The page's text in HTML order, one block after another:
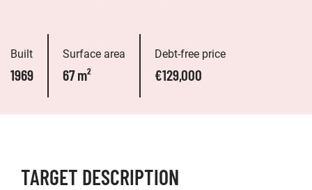
Built
1969
Surface area
67 m²
Debt-free price
€129,000
TARGET DESCRIPTION